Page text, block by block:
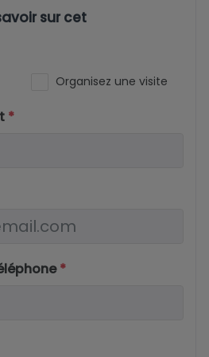
sur cet
Organisez une visite
*
*